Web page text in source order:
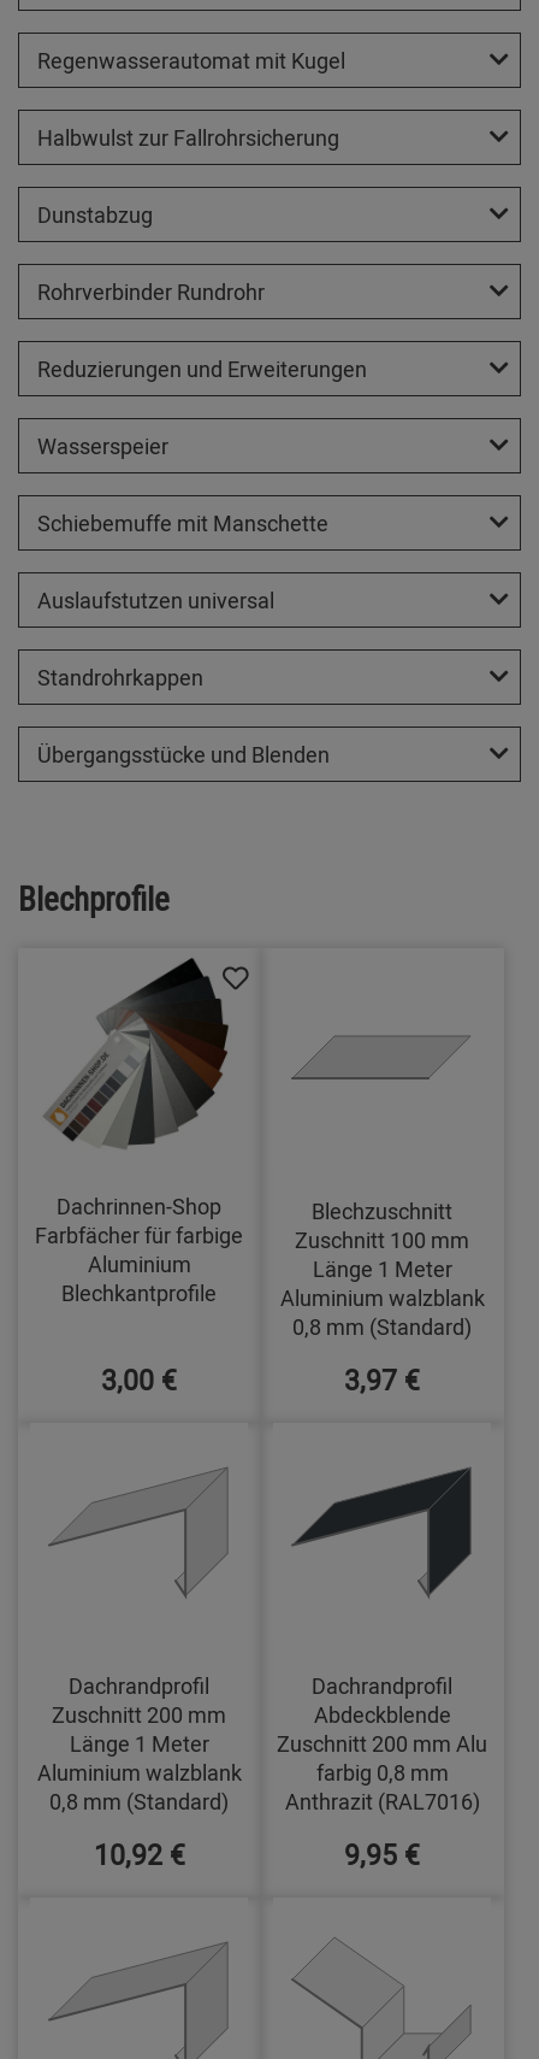
Regenwasserautomat mit Kugel
Halbwulst zur Fallrohrsicherung
Dunstabzug
Rohrverbinder Rundrohr
Reduzierungen und Erweiterungen
Wasserspeier
Schiebemuffe mit Manschette
Auslaufstutzen universal
Standrohrkappen
Übergangsstücke und Blenden
Blechprofile
Dachrinnen-Shop
Farbfächer für farbige
Aluminium
Blechkantprofile
3,00 €
Blechzuschnitt
Zuschnitt 100 mm
Länge 1 Meter
Aluminium walzblank
0,8 mm (Standard)
3,97 €
Dachrandprofil
Zuschnitt 200 mm
Länge 1 Meter
Aluminium walzblank
0,8 mm (Standard)
10,92 €
Dachrandprofil
Abdeckblende
Zuschnitt 200 mm Alu
farbig 0,8 mm
Anthrazit (RAL7016)
9,95 €